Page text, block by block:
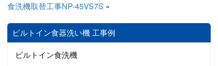
食洗機取替工事NP-45VS7S »
ビルトイン食器洗い機 工事例
ビルトイン食洗機